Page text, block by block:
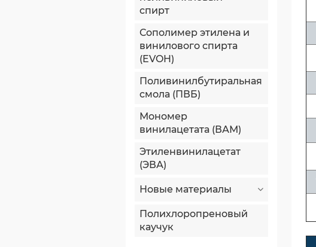
спирт
Сополимер этилена и
винилового спирта
(EVOH)
Поливинилбутиральная
смола (ПВБ)
Мономер
винилацетата (ВАМ)
Этиленвинилацетат
(ЭВА)
Новые материалы
Полихлоропреновый
каучук